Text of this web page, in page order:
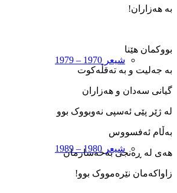
شیعر 1970 – 1979
شیعر 1980 – 1989
بە ھەزاران!
بووکمان ھێنا
بە جەلیت و بە تەقڵەکوت
گیانی سەدان و ھەزاران
لە ژێر پێی ئەسپی نەوبووک بوو
بەڵام ئەفسووس
ھەی لە ڕەنجی بەخەسارمان
زاواکەمان نێرەمووک بوو!